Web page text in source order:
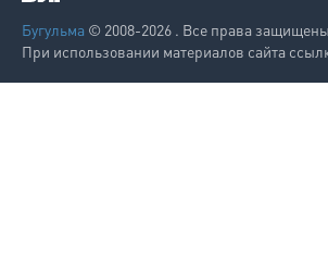
Бугульма © 2008-2026 . Все права
При использовании материалов сайта